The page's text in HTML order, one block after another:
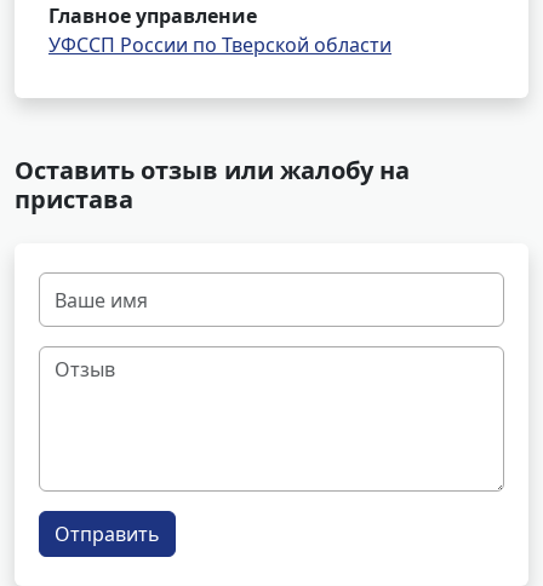
Главное управление
УФССП России по Тверской области
Оставить отзыв или жалобу на
пристава
Отправить